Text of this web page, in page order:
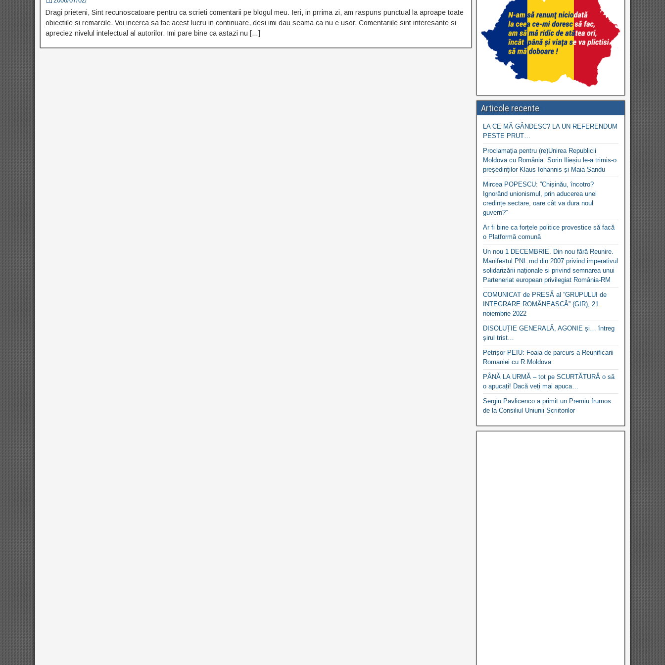
Dragi prieteni, Sint recunoscatoare pentru ca scrieti comentarii pe blogul meu. Ieri, in prrima zi, am raspuns punctual la aproape toate
obiectiile si remarcile. Voi incerca sa fac acest lucru in continuare, desi imi dau seama ca nu e usor. Comentariile sint interesante si
apreciez nivelul intelectual al autorilor. Imi pare bine ca astazi nu […]
Articole recente
LA CE MĂ GÂNDESC? LA UN REFERENDUM
PESTE PRUT…
Proclamația pentru (re)Unirea Republicii
Moldova cu România. Sorin Ilieșiu le-a trimis-o
președinților Klaus Iohannis și Maia Sandu
Mircea POPESCU: ”Chișinău, încotro?
Ignorând unionismul, prin aducerea unei
credințe sectare, oare cât va dura noul
guvern?”
Ar fi bine ca forțele politice provestice să facă
o Platformă comună
Un nou 1 DECEMBRIE. Din nou fără Reunire.
Manifestul PNL.md din 2007 privind imperativul
solidarizării naționale si privind semnarea unui
Parteneriat european privilegiat România-RM
COMUNICAT de PRESĂ al ”GRUPULUI de
INTEGRARE ROMÂNEASCĂ” (GIR), 21
noiembrie 2022
DISOLUȚIE GENERALĂ, AGONIE și… întreg
șirul trist…
Petrișor PEIU: Foaia de parcurs a Reunificarii
Romaniei cu R.Moldova
PÂNĂ LA URMĂ – tot pe SCURTĂTURĂ o să
o apucați! Dacă veți mai apuca…
Sergiu Pavlicenco a primit un Premiu frumos
de la Consiliul Uniunii Scriitorilor